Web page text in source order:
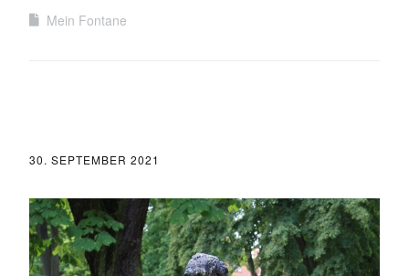
Mein Fontane
30. SEPTEMBER 2021